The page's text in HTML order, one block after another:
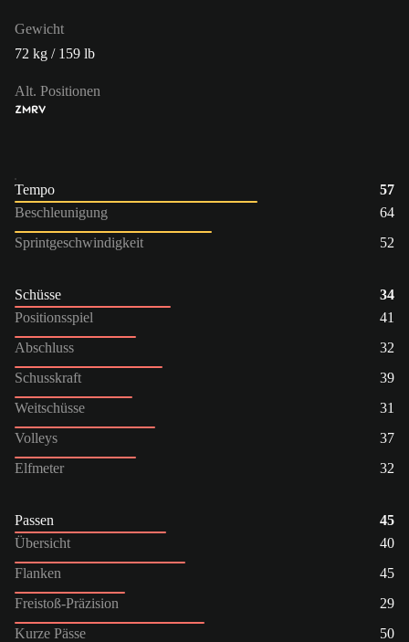
Gewicht
72 kg / 159 lb
Alt. Positionen
ZMRV
Tempo
57
Beschleunigung
64
Sprintgeschwindigkeit
52
Schüsse
34
Positionsspiel
41
Abschluss
32
Schusskraft
39
Weitschüsse
31
Volleys
37
Elfmeter
32
Passen
45
Übersicht
40
Flanken
45
Freistoß-Präzision
29
Kurze Pässe
50